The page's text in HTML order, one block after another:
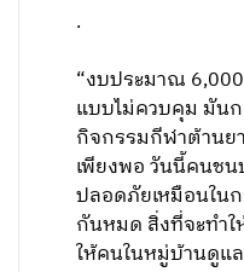
.
“งบประมาณ
แบบไม่ควบคุม มัน
กิจกรรมกีฬาต้านย
เพียงพอ วันนี้คนช
ปลอดภัยเหมือนใน
กันหมด สิ่งที่จะทำใ
ให้คนในหมู่บ้านดูแ